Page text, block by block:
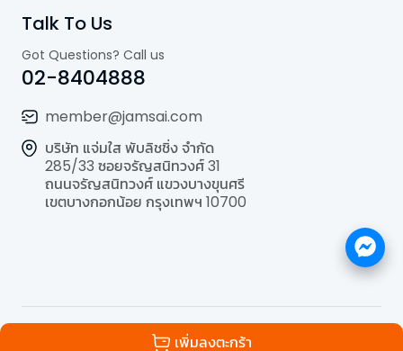
เพิ่มลงตะกร้า
Talk To Us
Got Questions? Call us
02-8404888
member@jamsai.com
บริษัท แจ่มใส พับลิชชิ่ง จำกัด
285/33 ซอยจรัญสนิทวงศ์ 31
ถนนจรัญสนิทวงศ์ แขวงบางขุนศรี
เขตบางกอกน้อย กรุงเทพฯ 10700
All Rights Reserved | Powered by